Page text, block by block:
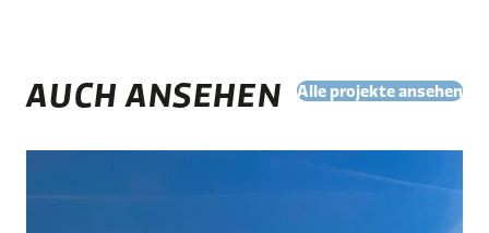
AUCH ANSEHEN Alle projekte ansehen